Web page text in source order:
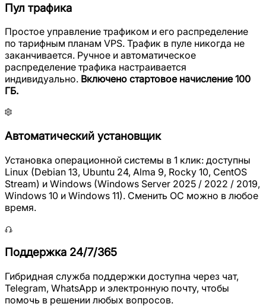
Пул трафика
Простое управление трафиком и его распределение
по тарифным планам VPS. Трафик в пуле никогда не
заканчивается. Ручное и автоматическое
распределение трафика настраивается
индивидуально. Включено стартовое начисление 100
ГБ.
Автоматический установщик
Установка операционной системы в 1 клик: доступны
Linux (Debian 13, Ubuntu 24, Alma 9, Rocky 10, CentOS
Stream) и Windows (Windows Server 2025 / 2022 / 2019,
Windows 10 и Windows 11). Сменить ОС можно в любое
время.
Поддержка 24/7/365
Гибридная служба поддержки доступна через чат,
Telegram, WhatsApp и электронную почту, чтобы
помочь в решении любых вопросов.